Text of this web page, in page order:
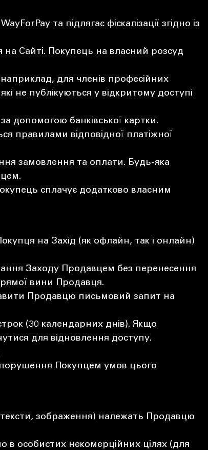
та підлягає фіскалізації згідно із
на Сайті. Покупець на власний розсуд
для членів професійних
не публікуються у відкритому доступі
допомогою банківської картки.
правилами відповідної платіжної
замовлення та оплати. Будь-яка
сплачує додатково власним
на Захід (як офлайн, так і онлайн)
Заходу Продавцем без перенесення
вини Продавця.
Продавцю письмовий запит на
(30 календарних днів). Якщо
для відновлення доступу.
Покупцем умов цього
тексти, зображення) належать Продавцю
особистих некомерційних цілях (для